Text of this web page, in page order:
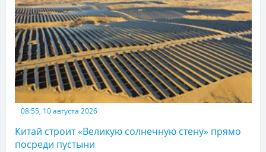
08:55, 10 августа 2026
Китай строит «Великую солнечную стену» прямо
посреди пустыни